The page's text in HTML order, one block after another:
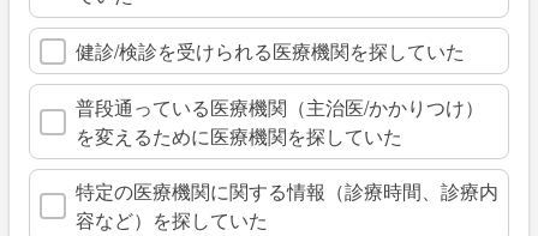
健診/検診を受けられる医療機関を探していた
普段通っている医療機関（主治医/かかりつけ）
を変えるために医療機関を探していた
特定の医療機関に関する情報（診療時間、診療内
容など）を探していた